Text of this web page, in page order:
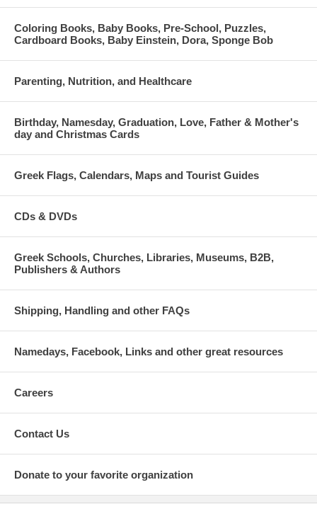
Coloring Books, Baby Books, Pre-School, Puzzles,
Cardboard Books, Baby Einstein, Dora, Sponge Bob
Parenting, Nutrition, and Healthcare
Birthday, Namesday, Graduation, Love, Father & Mother's
day and Christmas Cards
Greek Flags, Calendars, Maps and Tourist Guides
CDs & DVDs
Greek Schools, Churches, Libraries, Museums, B2B,
Publishers & Authors
Shipping, Handling and other FAQs
Namedays, Facebook, Links and other great resources
Careers
Contact Us
Donate to your favorite organization